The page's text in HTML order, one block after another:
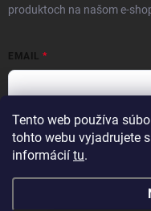
Tento web používa
tohto webu vyjadrujete
informácií tu.
produktoch na našom e-
EMAIL
Vložením e-mailu súhlasíte s
Prihlásiť sa